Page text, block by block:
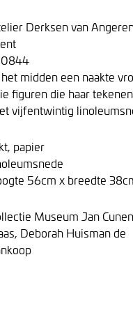
Derksen van
midden een naakte
figuren die haar
vijfentwintig
papier
56cm x breedte
Museum Jan Cunen
Deborah Huisman de